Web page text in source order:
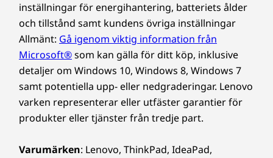
inställningar för energihantering, batteriets ålder
och tillstånd samt kundens övriga inställningar
Allmänt: Gå igenom viktig information från
Microsoft®som kan gälla för ditt köp, inklusive
detaljer om Windows 10, Windows 8, Windows 7
samt potentiella upp- eller nedgraderingar. Lenovo
varken representerar eller utfäster garantier för
produkter eller tjänster från tredje part.
Varumärken: Lenovo, ThinkPad, IdeaPad,